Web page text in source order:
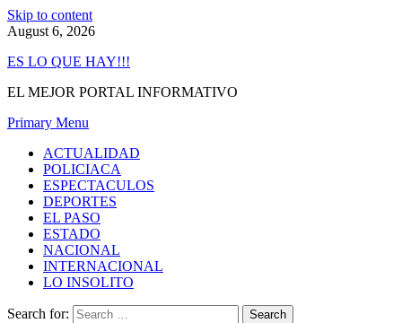
Skip to content
August 6, 2026
ES LO QUE HAY!!!
EL MEJOR PORTAL INFORMATIVO
Primary Menu
ACTUALIDAD
POLICIACA
ESPECTACULOS
DEPORTES
EL PASO
ESTADO
NACIONAL
INTERNACIONAL
LO INSOLITO
Search for: